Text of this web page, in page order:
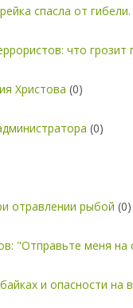
спасла от гибели.
что
Христова (0)
(0)
отравлении рыбой (0)
"Отправьте меня на
и опасности на